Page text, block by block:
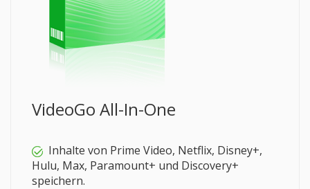
VideoGo All-In-One
Inhalte von Prime Video, Netflix, Disney+,
Hulu, Max, Paramount+ und Discovery+
speichern.